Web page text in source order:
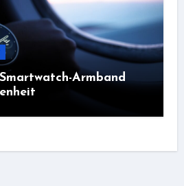
Armband